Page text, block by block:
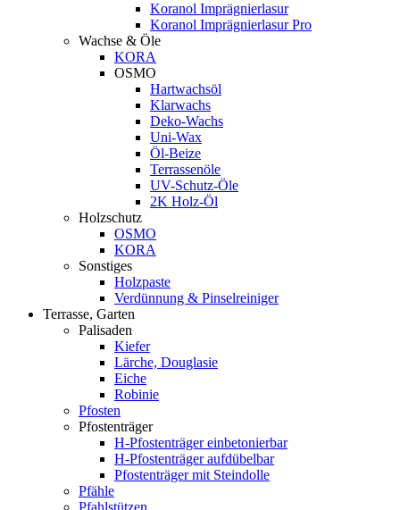
Koranol Imprägnierlasur
Koranol Imprägnierlasur Pro
Wachse & Öle
KORA
OSMO
Hartwachsöl
Klarwachs
Deko-Wachs
Uni-Wax
Öl-Beize
Terrassenöle
UV-Schutz-Öle
2K Holz-Öl
Holzschutz
OSMO
KORA
Sonstiges
Holzpaste
Verdünnung & Pinselreiniger
Terrasse, Garten
Palisaden
Kiefer
Lärche, Douglasie
Eiche
Robinie
Pfosten
Pfostenträger
H-Pfostenträger einbetonierbar
H-Pfostenträger aufdübelbar
Pfostenträger mit Steindolle
Pfähle
Pfahlstützen